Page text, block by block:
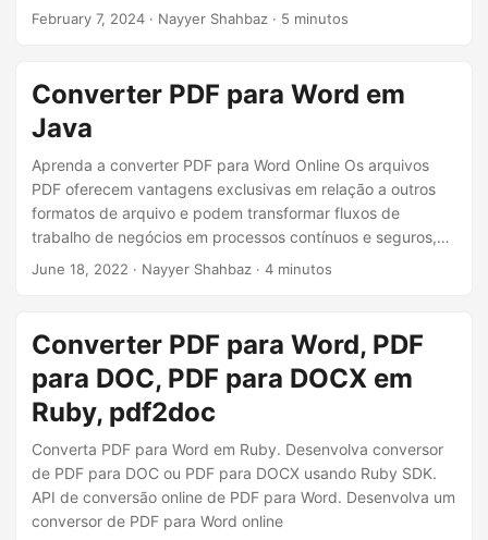
para agilizar seu processo de transformação de
February 7, 2024 · Nayyer Shahbaz · 5 minutos
Converter PDF para Word em
Java
Aprenda a converter PDF para Word Online Os arquivos
PDF oferecem vantagens exclusivas em relação a outros
formatos de arquivo e podem transformar fluxos de
trabalho de negócios em processos contínuos e seguros,
nos quais o progresso pode ser acompanhado de perto.
documento como pretendido, independentemente do
aplicativo nativo, visualizador, sistema operacional ou
dispositivo usado.
June 18, 2022 · Nayyer Shahbaz · 4 minutos
Converter PDF para Word, PDF
para DOC, PDF para DOCX em
Ruby, pdf2doc
Converta PDF para Word em Ruby. Desenvolva conversor
de PDF para DOC ou PDF para DOCX usando Ruby SDK.
API de conversão online de PDF para Word. Desenvolva um
conversor de PDF para Word online